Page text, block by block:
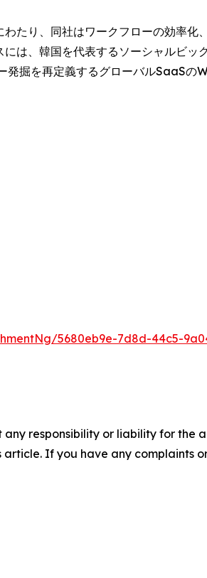
たり、同社はワークフローの効率化
は、韓国を代表するソーシャルビッ
掘を再定義するグローバルSaaSの
5680eb9e-7d8d-44c5-
responsibility or liability for the
If you have any complaints